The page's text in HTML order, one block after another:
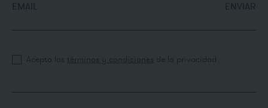
EMAIL ENVIAR
Acepto los términos y condiciones de la privacidad